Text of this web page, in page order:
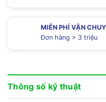
MIỄN PHÍ VẬN
Đơn hàng > 3 triệu
Thông số kỹ thuật